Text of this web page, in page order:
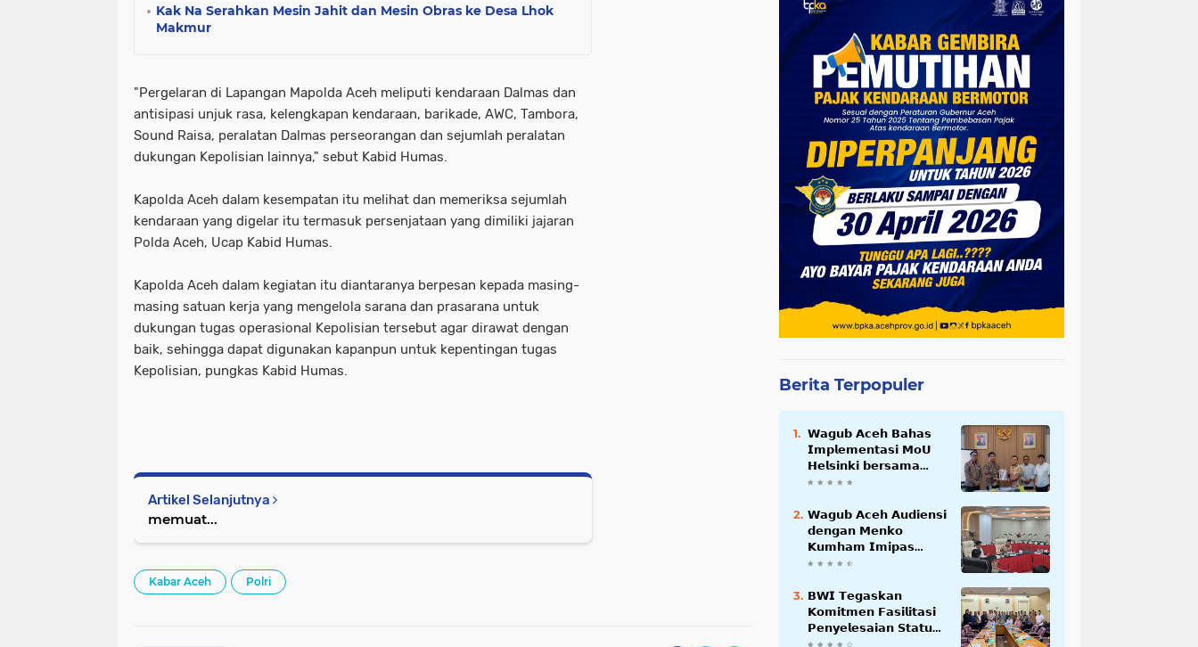
Kak Na Serahkan Mesin Jahit dan Mesin Obras ke Desa Lhok
Makmur
"Pergelaran di Lapangan Mapolda Aceh meliputi kendaraan Dalmas dan
antisipasi unjuk rasa, kelengkapan kendaraan, barikade, AWC, Tambora,
Sound Raisa, peralatan Dalmas perseorangan dan sejumlah peralatan
dukungan Kepolisian lainnya," sebut Kabid Humas.
Kapolda Aceh dalam kesempatan itu melihat dan memeriksa sejumlah
kendaraan yang digelar itu termasuk persenjataan yang dimiliki jajaran
Polda Aceh, Ucap Kabid Humas.
Kapolda Aceh dalam kegiatan itu diantaranya berpesan kepada masing-
masing satuan kerja yang mengelola sarana dan prasarana untuk
dukungan tugas operasional Kepolisian tersebut agar dirawat dengan
baik, sehingga dapat digunakan kapanpun untuk kepentingan tugas
Kepolisian, pungkas Kabid Humas.
Artikel Selanjutnya
memuat...
Kabar Aceh Polri
Berita Terpopuler
𝗪𝗮𝗴𝘂𝗯 𝗔𝗰𝗲𝗵 𝗕𝗮𝗵𝗮𝘀
𝗜𝗺𝗽𝗹𝗲𝗺𝗲𝗻𝘁𝗮𝘀𝗶 𝗠𝗼𝗨
𝗛𝗲𝗹𝘀𝗶𝗻𝗸𝗶 𝗯𝗲𝗿𝘀𝗮𝗺𝗮
𝗦𝗲𝗸𝗿𝗲𝘁𝗮𝗿𝗶𝗮𝘁 𝗡𝗲𝗴𝗮𝗿𝗮
𝗪𝗮𝗴𝘂𝗯 𝗔𝗰𝗲𝗵 𝗔𝘂𝗱𝗶𝗲𝗻𝘀𝗶
𝗱𝗲𝗻𝗴𝗮𝗻 𝗠𝗲𝗻𝗸𝗼
𝗞𝘂𝗺𝗵𝗮𝗺 𝗜𝗺𝗶𝗽𝗮𝘀
𝗧𝗲𝗿𝗸𝗮𝗶𝘁 𝗦𝘁𝗮𝘁𝘂𝘀 𝗪𝗮𝗸𝗮𝗳
𝗕𝗪𝗜 𝗧𝗲𝗴𝗮𝘀𝗸𝗮𝗻
𝗞𝗼𝗺𝗶𝘁𝗺𝗲𝗻 𝗙𝗮𝘀𝗶𝗹𝗶𝘁𝗮𝘀𝗶
𝗣𝗲𝗻𝘆𝗲𝗹𝗲𝘀𝗮𝗶𝗮𝗻 𝗦𝘁𝗮𝘁𝘂𝘀
𝗪𝗮𝗸𝗮𝗳 𝗕𝗹𝗮𝗻𝗴 𝗣𝗮𝗱𝗮𝗻𝗴